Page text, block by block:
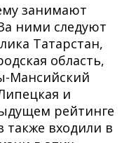
занимают
ними следуют
Татарстан,
область,
Мансийский
и
рейтинге
также входили в